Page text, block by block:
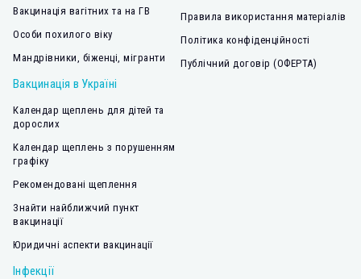
Вакцинація вагітних та на ГВ
Особи похилого віку
Мандрівники, біженці, мігранти
Вакцинація в Україні
Календар щеплень для дітей та
дорослих
Календар щеплень з порушенням
графіку
Рекомендовані щеплення
Знайти найближчий пункт
вакцинації
Юридичні аспекти вакцинації
Інфекції
Правила використання матеріалів
Політика конфіденційності
Публічний договір (ОФЕРТА)